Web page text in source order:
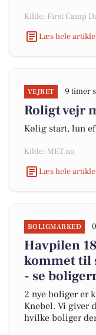
Kilde: First Camp
Læs hele
VEJRET 9 timer
Roligt vejr
Kølig start, lun
Kilde: MET.no
Læs hele
BOLIGMARKED
Havpilen
kommet til
- se
2 nye boliger er
Knebel. Vi giver
hvilke boliger